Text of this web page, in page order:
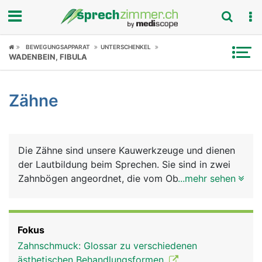
Fokus
Symptome
News
Rubriken
BEWEGUNGSAPPARAT UNTERSCHENKEL
WADENBEIN, FIBULA
Zähne
Die Zähne sind unsere Kauwerkzeuge und dienen
der Lautbildung beim Sprechen. Sie sind in zwei
Zahnbögen angeordnet, die vom Oberkiefer- und
mittleren Kindesalter vom bleibenden Gebiss
ersetzt wird, das aus 32 Zähnen besteht: auf jeder
...mehr sehen
Fokus
Zahnschmuck: Glossar zu verschiedenen
ästhetischen Behandlungsformen